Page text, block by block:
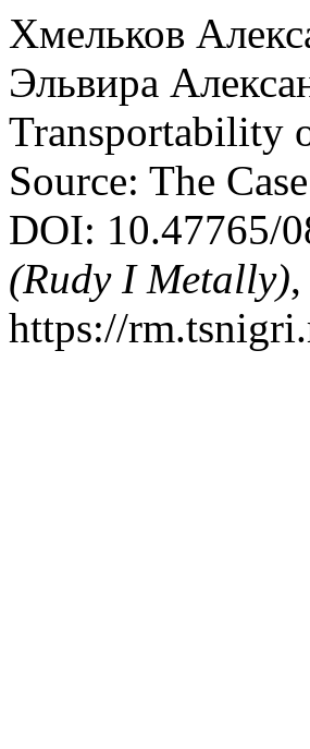
Хмельков
Эльвира
Transportability
Source: The
DOI: 10.47765/
(Rudy I Metally)
https://